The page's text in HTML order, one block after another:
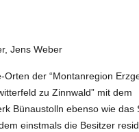
Jens Weber
Orten der “Montanregion
zu Zinnwald” mit dem
Bünaustolln ebenso wie das
einstmals die Besitzer